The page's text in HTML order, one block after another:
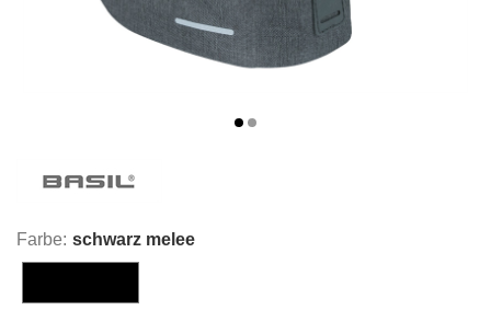
Farbe: schwarz melee